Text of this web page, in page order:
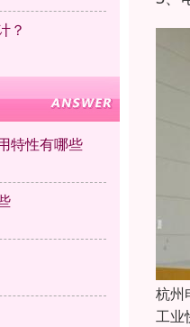
？
特性有哪些
杭州
工业